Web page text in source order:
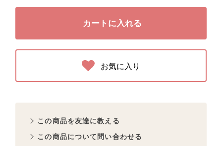
お気に入り
この商品を友達に教える
この商品について問い合わせる